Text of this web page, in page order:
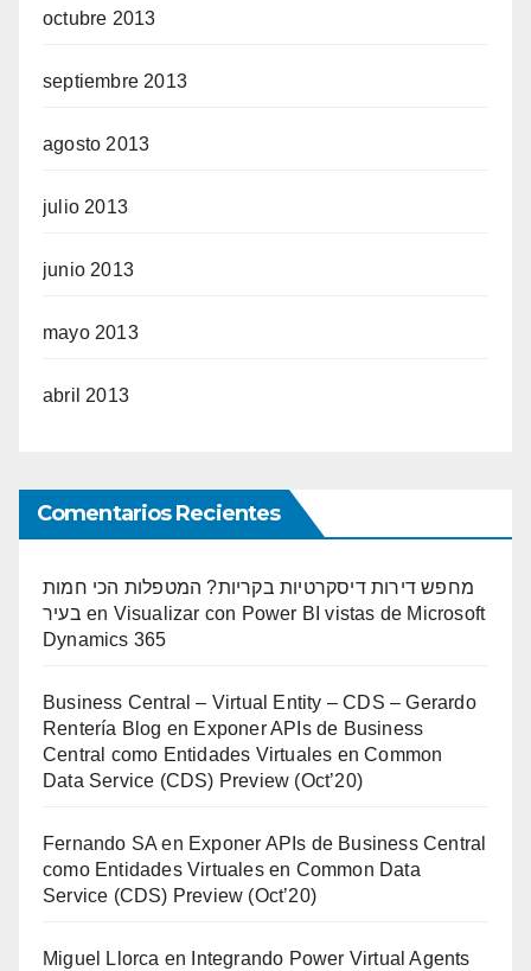
octubre 2013
septiembre 2013
agosto 2013
julio 2013
junio 2013
mayo 2013
abril 2013
Comentarios Recientes
מחפש דירות דיסקרטיות בקריות? המטפלות הכי חמות
בעיר en Visualizar con Power BI vistas de Microsoft
Dynamics 365
Business Central – Virtual Entity – CDS – Gerardo
Rentería Blog en Exponer APIs de Business
Central como Entidades Virtuales en Common
Data Service (CDS) Preview (Oct’20)
Fernando SA en Exponer APIs de Business Central
como Entidades Virtuales en Common Data
Service (CDS) Preview (Oct’20)
Miguel Llorca en
Integrando Power Virtual Agents